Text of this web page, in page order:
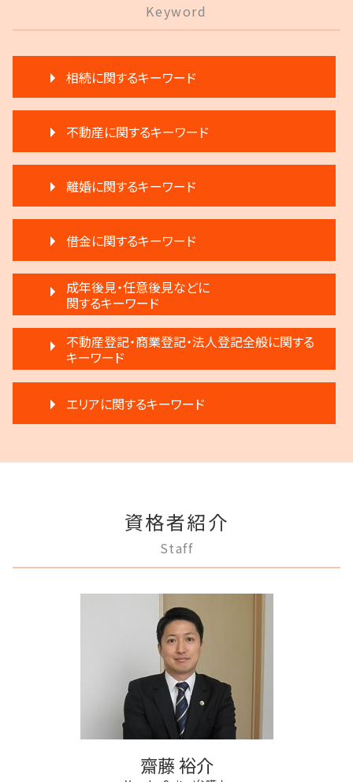
Keyword
相続に関するキーワード
相続放棄
遺言 執行 期限
相続 弁護士費用
遺言 執行 いつ
相続 遠方
相続登記 義務化 過去の相続
遺産分割 弁護士 メリット
相続 遺留分 割合
相続 争い
遺産分割 第三者
相続人申告登記 デメリット
執行人 遺言 相続
限定承認とは 弁護士
限定承認 相続
相続 相談
相続 弁護士
遺産分割 調停
不動産に関するキーワード
不動産 売る
家賃滞納 強制退去
家賃 滞納 延滞料
不動産 明け渡し 強制執行
賃料増額 更新
不動産 弁護士
不動産 明け渡し 調停
賃料増額 借地借家法
家賃 滞納 法的措置
不動産 明け渡し 弁護士
家賃 値上げ 交渉
家賃 滞納 引越し
滞納 弁護士
不動産 明け渡し 期間
不動産売買契約 注意点
離婚に関するキーワード
離婚調停 不利な発言
協議離婚 流れ
離婚 子供 影響
離婚 不動産 財産分与
離婚 条件
離婚 不受理届
協議離婚 弁護士
調停離婚 弁護士
離婚 慰謝料
離婚 円満調停
借金に関するキーワード
任意整理 影響
民事再生法 個人
民事再生 個人
破産 代表取締役
民事再生と破産 違い
個人再生 メリット
任意整理 複数社
任意整理 住宅ローン
借金 差し押さえ
民事再生法とは 法人
成年後見・任意後見などに
関するキーワード
任意後見制度 できること
成年後見制度 わかりやすく
任意後見制度とは
任意後見制度 弁護士
成年後見制度 手続き
任意後見制度 法律
任意後見制度 家族信託
成年後見人 手続き 家族
成年後見人制度 申し立て
成年後見 デメリット
任意後見制度 申し立て
不動産登記・商業登記・法人登記全般に関する
キーワード
不動産登記 弁護士
法人登記 メリット
不動産登記法
法人登記 マンション
弁護士 登記手続
商業登記 罰則
不動産登記 アパート
不動産登記 売買
不動産登記 期限
法人登記 代行
エリアに関するキーワード
三鷹市 借金問題
狛江市 不動産トラブル
狛江市 相続
三鷹市 不動産トラブル
狛江市 離婚 相談
狛江市 成年後見
府中市 不動産トラブル
資格者紹介
Staff
齋藤 裕介